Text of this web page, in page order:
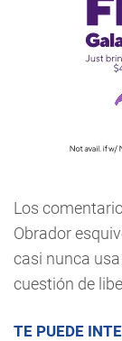
Los
Obrador
casi nunca
cuestión de
TE PUEDE